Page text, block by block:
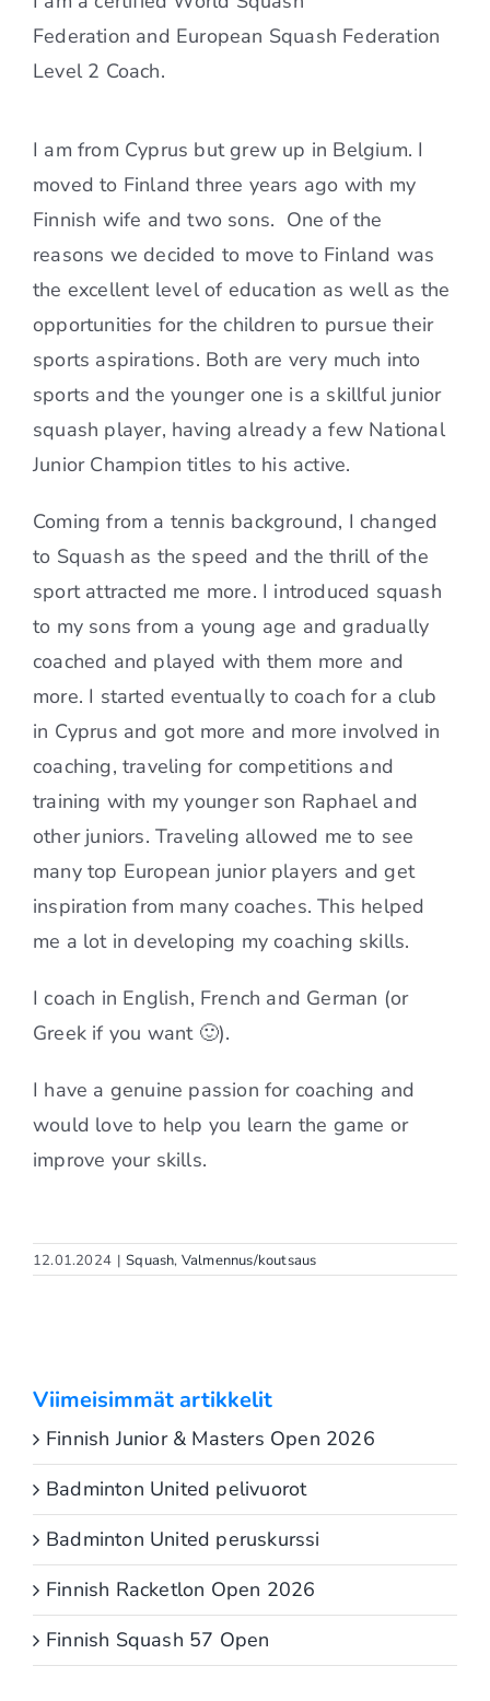
Federation and European Squash Federation
Level 2 Coach.
I am from Cyprus but grew up in Belgium. I
moved to Finland three years ago with my
Finnish wife and two sons. One of the
reasons we decided to move to Finland was
the excellent level of education as well as the
opportunities for the children to pursue their
sports aspirations. Both are very much into
sports and the younger one is a skillful junior
squash player, having already a few National
Junior Champion titles to his active.
Coming from a tennis background, I changed
to Squash as the speed and the thrill of the
sport attracted me more. I introduced squash
to my sons from a young age and gradually
coached and played with them more and
more. I started eventually to coach for a club
in Cyprus and got more and more involved in
coaching, traveling for competitions and
training with my younger son Raphael and
other juniors. Traveling allowed me to see
many top European junior players and get
inspiration from many coaches. This helped
me a lot in developing my coaching skills.
I coach in English, French and German (or
Greek if you want 🙂).
I have a genuine passion for coaching and
would love to help you learn the game or
improve your skills.
12.01.2024 | Squash, Valmennus/koutsaus
Viimeisimmät artikkelit
Finnish Junior & Masters Open 2026
Badminton United pelivuorot
Badminton United peruskurssi
Finnish Racketlon Open 2026
Finnish Squash 57 Open